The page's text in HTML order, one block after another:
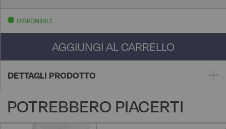
DISPONIBILE
AGGIUNGI AL CARRELLO
DETTAGLI PRODOTTO
POTREBBERO PIACERTI